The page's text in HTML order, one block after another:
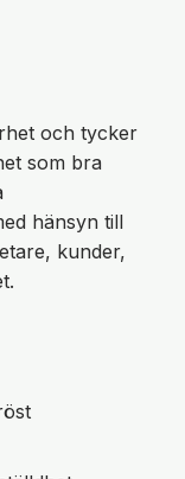
och tycker
som bra
hänsyn till
kunder,